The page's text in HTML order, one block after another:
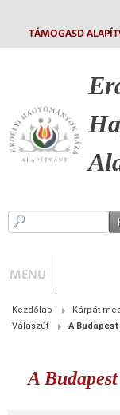
TÁMOGASD
MENU
Kezdőlap
Kárpát-
Válaszút
A
A